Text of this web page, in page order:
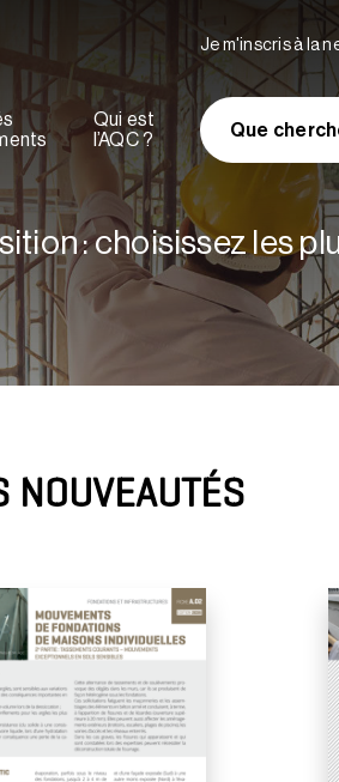
Qui est
l’AQC ?
Je m'inscris à la
Que
: choisissez les
NOUVEAUTÉS